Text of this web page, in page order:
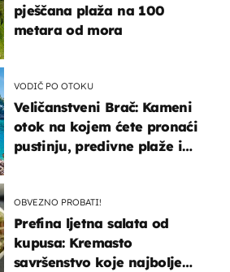
pješčana plaža na 100
metara od mora
VODIČ PO OTOKU
Veličanstveni Brač: Kameni
otok na kojem ćete pronaći
pustinju, predivne plaže i
OBVEZNO PROBATI!
Prefina ljetna salata od
kupusa: Kremasto
savršenstvo koje najbolje